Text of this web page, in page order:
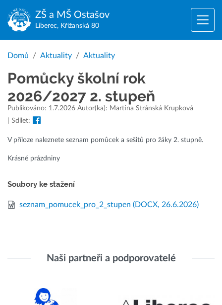
ZŠ a MŠ Ostašov
Liberec, Křižanská 80
Domů Aktuality Aktuality
Pomůcky školní rok
2026/2027 2. stupeň
Publikováno: 1.7.2026 Autor(ka): Martina Stránská Krupková
| Sdílet:
V příloze naleznete seznam pomůcek a sešitů pro žáky 2. stupně.
Krásné prázdniny
Soubory ke stažení
seznam_pomucek_pro_2_stupen (DOCX, 26.6.2026)
Naši partneři a podporovatelé